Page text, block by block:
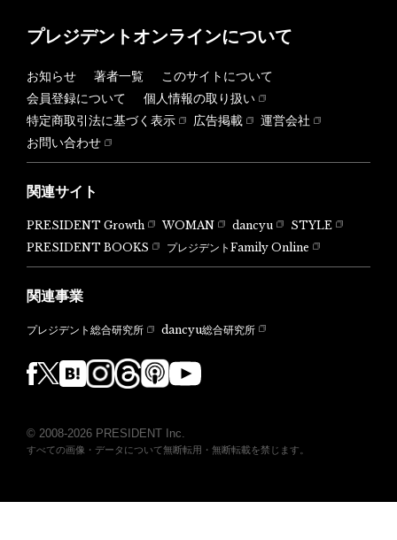
プレジデントオンラインについて
お知らせ 著者一覧
このサイトについて
会員登録について
個人情報の取り扱い
特定商取引法に基づく表示
広告掲載
運営会社
お問い合わせ
関連サイト
PRESIDENT Growth WOMAN dancyu
STYLE
PRESIDENT BOOKS
プレジデントFamily Online
関連事業
プレジデント総合研究所 dancyu総合研究所
© 2008-2026 PRESIDENT Inc.
すべての画像・データについて無断転用・無断転載を禁じます。